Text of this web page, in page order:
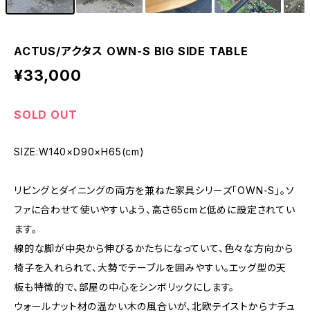
ACTUS/アクタス OWN-S BIG SIDE TABLE
¥33,000
SOLD OUT
SIZE:W140×D90×H65(cm)
リビングとダイニングの両方を兼ねた家具シリーズ「OWN-S」。ソ
ファに合わせて使いやすいよう、高さ65cmと低めに設定されてい
ます。
線的な脚が中央から伸びるかたちになっていて、色々な方向から
椅子を入れられて、大勢でテーブルを囲みやすい。エッグ型の天
板も特徴的で、部屋の中心をシンボリックにします。
ウォールナット材の温かい木の風合いが、北欧テイストからナチュ